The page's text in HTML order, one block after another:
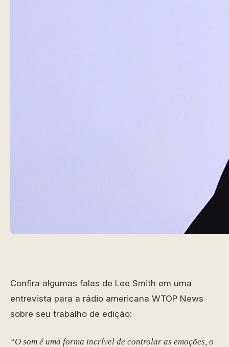
Confira algumas falas de Lee Smith em uma
entrevista para a rádio americana WTOP News
sobre seu trabalho de edição:
“O som é uma forma incrível de controlar as emoções, o